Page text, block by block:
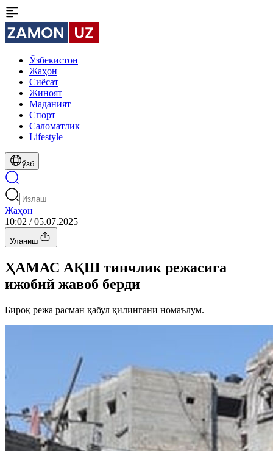
Ўзбекистон
Жаҳон
Сиёсат
Жиноят
Маданият
Спорт
Cаломатлик
Lifestyle
ўзб
Жаҳон
10:02 / 05.07.2025
Уланиш
ҲАМАС АҚШ тинчлик режасига
ижобий жавоб берди
Бироқ режа расман қабул қилингани номаълум.